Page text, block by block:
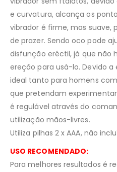
e curvatura, alcança os
vibrador é firme, mas suave,
de prazer. Sendo oco pode
disfunção eréctil, já que não
ereção para usá-lo. Devido
ideal tanto para homens
que pretendam
é regulável através do
utilização mãos-livres.
Utiliza pilhas 2 x AAA, não
USO RECOMENDADO:
Para melhores resultados é